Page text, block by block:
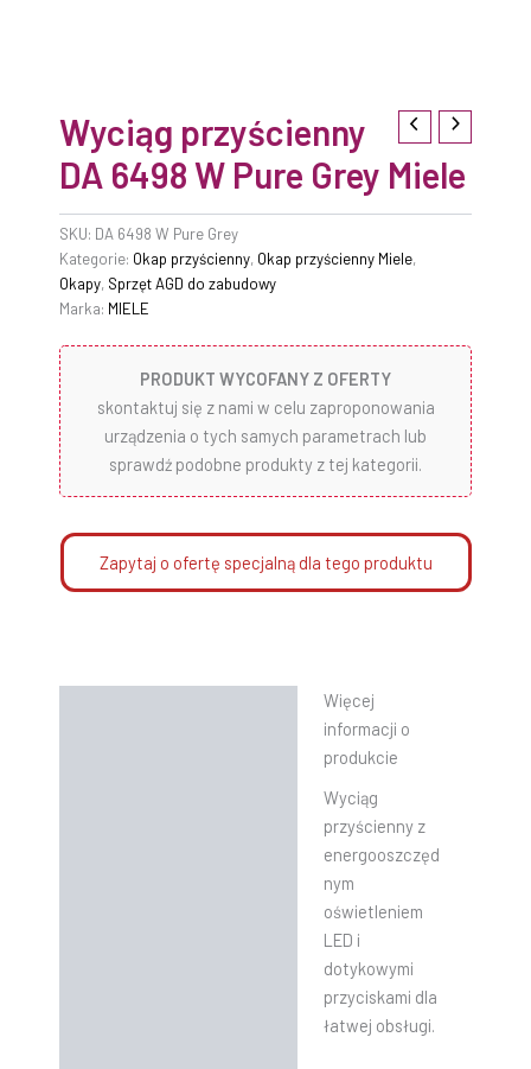
Wyciąg przyścienny
DA 6498 W Pure Grey Miele
SKU: DA 6498 W Pure Grey
Kategorie: Okap przyścienny, Okap przyścienny Miele,
Okapy, Sprzęt AGD do zabudowy
Marka: MIELE
PRODUKT WYCOFANY Z OFERTY
skontaktuj się z nami w celu zaproponowania
urządzenia o tych samych parametrach lub
sprawdź podobne produkty z tej kategorii.
Zapytaj o ofertę specjalną dla tego produktu
Więcej
informacji o
produkcie
Wyciąg
przyścienny z
energooszczęd
nym
oświetleniem
LED i
dotykowymi
przyciskami dla
łatwej obsługi.